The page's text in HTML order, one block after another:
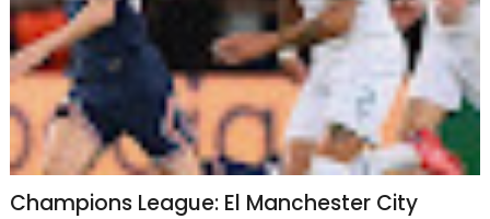
Champions League: El Manchester City